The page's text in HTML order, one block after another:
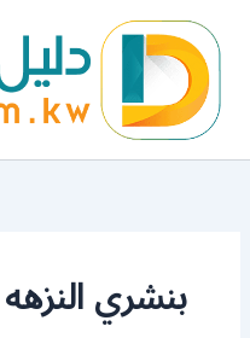
المحتوى
بنشري النزهه